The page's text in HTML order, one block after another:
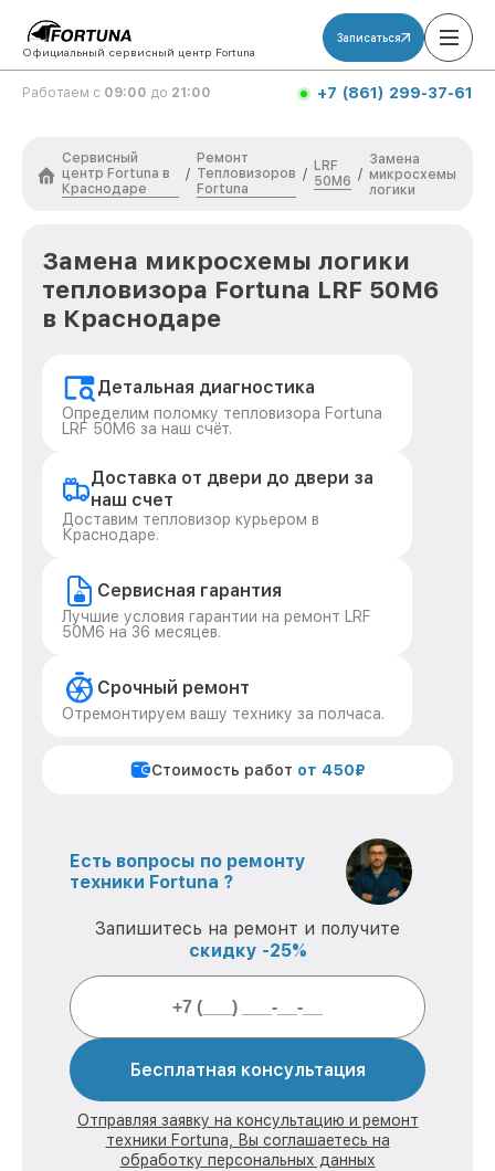
Официальный сервисный центр Fortuna
Записаться
Работаем с 09:00 до 21:00 +7 (861) 299-37-61
Сервисный
центр Fortuna в
Краснодаре
/
Ремонт
Тепловизоров
Fortuna
/
LRF
50M6 /
Замена
микросхемы
логики
Замена микросхемы логики
тепловизора Fortuna LRF 50M6
в Краснодаре
Детальная диагностика
Определим поломку тепловизора Fortuna
LRF 50M6 за наш счёт.
Доставка от двери до двери за
наш счет
Доставим тепловизор курьером в
Краснодаре.
Сервисная гарантия
Лучшие условия гарантии на ремонт LRF
50M6 на 36 месяцев.
Срочный ремонт
Отремонтируем вашу технику за полчаса.
Стоимость работ от 450₽
Есть вопросы по ремонту
техники Fortuna ?
Запишитесь на ремонт и получите
скидку -25%
Бесплатная консультация
Отправляя заявку на консультацию и ремонт
техники Fortuna, Вы соглашаетесь на
обработку персональных данных